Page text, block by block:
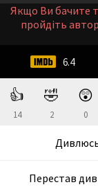
👍
14
🤣
2
😲
0
Перестав
6.4
Якщо Ви бачите
пройдіть